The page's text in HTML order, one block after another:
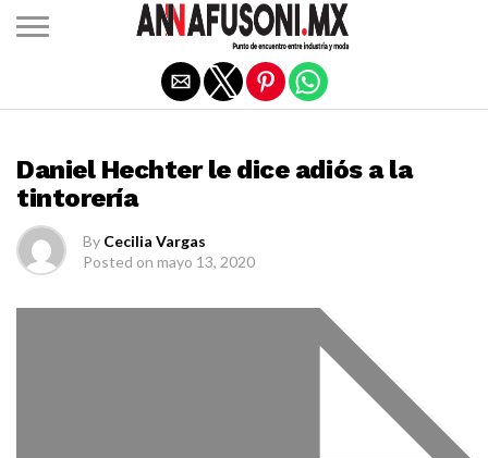
Daniel Hechter le dice adiós a la
tintorería
By Cecilia Vargas
Posted on mayo 13, 2020
Salir de la versión móvil